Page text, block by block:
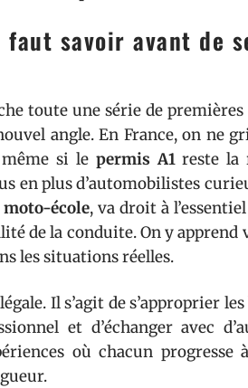
faut savoir avant de
toute une série de premières
angle. En France, on ne
si le permis A1reste la
en plus d’automobilistes
moto-école, va droit à
de la conduite. On y apprend
les situations réelles.
Il s’agit de s’approprier
et d’échanger avec
où chacun progresse